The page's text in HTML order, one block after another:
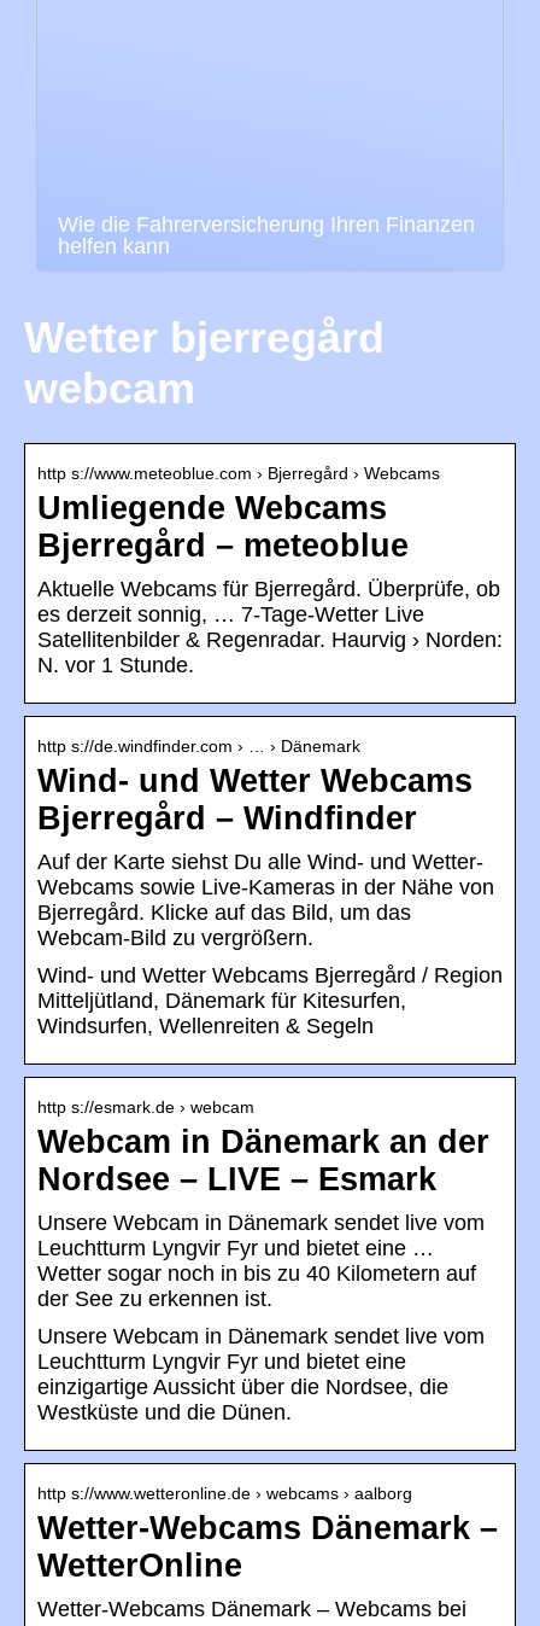
Wie die Fahrerversicherung Ihren Finanzen
helfen kann
Wetter bjerregård
webcam
http s://www.meteoblue.com › Bjerregård › Webcams
Umliegende Webcams
Bjerregård – meteoblue
Aktuelle Webcams für Bjerregård. Überprüfe, ob
es derzeit sonnig, … 7-Tage-Wetter Live
Satellitenbilder & Regenradar. Haurvig › Norden:
N. vor 1 Stunde.
http s://de.windfinder.com › … › Dänemark
Wind- und Wetter Webcams
Bjerregård – Windfinder
Auf der Karte siehst Du alle Wind- und Wetter-
Webcams sowie Live-Kameras in der Nähe von
Bjerregård. Klicke auf das Bild, um das
Webcam-Bild zu vergrößern.
Wind- und Wetter Webcams Bjerregård / Region
Mitteljütland, Dänemark für Kitesurfen,
Windsurfen, Wellenreiten & Segeln
http s://esmark.de › webcam
Webcam in Dänemark an der
Nordsee – LIVE – Esmark
Unsere Webcam in Dänemark sendet live vom
Leuchtturm Lyngvir Fyr und bietet eine …
Wetter sogar noch in bis zu 40 Kilometern auf
der See zu erkennen ist.
Unsere Webcam in Dänemark sendet live vom
Leuchtturm Lyngvir Fyr und bietet eine
einzigartige Aussicht über die Nordsee, die
Westküste und die Dünen.
http s://www.wetteronline.de › webcams › aalborg
Wetter-Webcams Dänemark –
WetterOnline
Wetter-Webcams Dänemark – Webcams bei